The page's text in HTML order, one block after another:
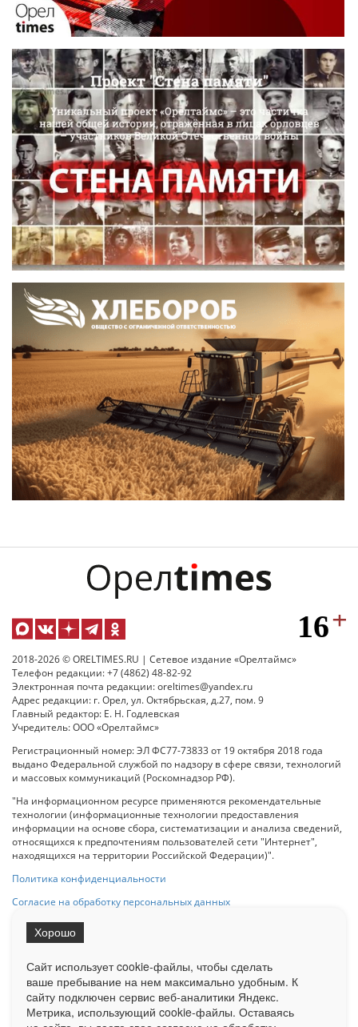
2018-2026 © ORELTIMES.RU | Сетевое издание «Орелтаймс»
Телефон редакции: +7 (4862) 48-82-92
Электронная почта редакции: oreltimes@yandex.ru
Адрес редакции: г. Орел, ул. Октябрьская, д.27, пом. 9
Главный редактор: Е. Н. Годлевская
Учредитель: ООО «Орелтаймс»
Регистрационный номер: ЭЛ ФС77-73833 от 19 октября 2018 года
выдано Федеральной службой по надзору в сфере связи, технологий
и массовых коммуникаций (Роскомнадзор РФ).
"На информационном ресурсе применяются рекомендательные
технологии (информационные технологии предоставления
информации на основе сбора, систематизации и анализа сведений,
относящихся к предпочтениям пользователей сети "Интернет",
находящихся на территории Российской Федерации)".
Политика конфиденциальности
Согласие на обработку персональных данных
на Сетевое издание «ОрелТаймс» обязательна.
Ограниченная статистика посещаемости доступна на сайте
Liveinternet.ru . Подробная статистика для рекламодателей по запросу
Сайт использует cookie-файлы, чтобы сделать
ваше пребывание на нем максимально удобным. К
cайту подключен сервис веб-аналитики Яндекс.
Метрика, использующий cookie-файлы. Оставаясь
Хорошо